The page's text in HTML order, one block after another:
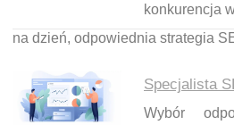
konkurencja
na dzień, odpowiednia strategia
Specjalista
Wybór